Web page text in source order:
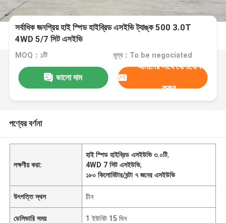
সর্বাধিক জনপ্রিয় হাই স্পিড হাইব্রিড এসইভি ট্যাঙ্ক 500 3.0T
4WD 5/7 সিট এসইভি
MOQ：১টি মূল্য：To be negociated
ভালো দাম
আমাদের সাথে যোগাযোগ
করুন
পণ্যের বর্ণনা
লক্ষণীয় করা:
হাই স্পিড হাইব্রিড এসইউভি ৩.০টি,
4WD 7 সিট এসইউভি,
১৮০ কিলোমিটার/ঘন্টা ৭ জনের এসইউভি
উৎপত্তি স্থল চীন
ডেলিভারি সময় 1 ইউনিট 15 দিন